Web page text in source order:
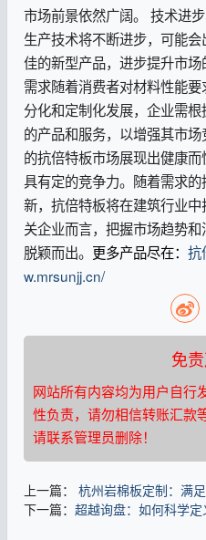
市场前景依然广阔。 技术进
生产技术将不断进步，可能
佳的新型产品，进步提升市
需求随着消费者对材料性能
分化和定制化发展，企业需
的产品和服务，以增强其市
的抗倍特板市场展现出健康
具有定的竞争力。随着需求
新，抗倍特板将在建筑行业
关企业而言，把握市场趋势
脱颖而出。 更多产品尽在： 抗
w.mrsunjj.cn/
免
网站所有内容均为用户自行
性负责，请勿相信转账汇款
请联系管理员删除！
上一篇：
杭州岩棉板定制：满
下一篇： 超越询盘：如何科学